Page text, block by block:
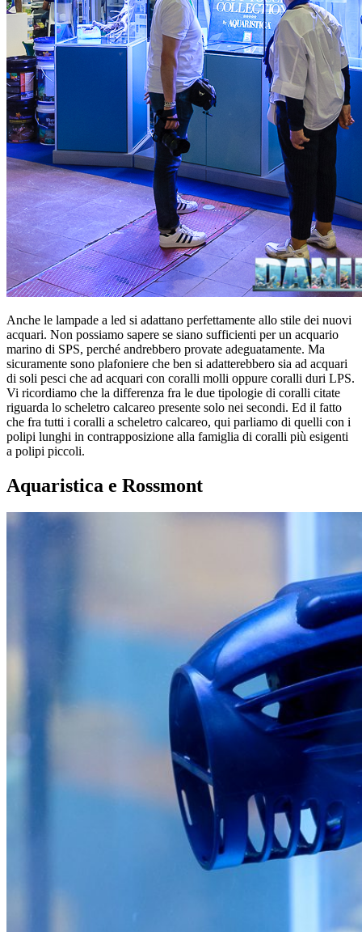
Anche le lampade a led si adattano perfettamente allo stile dei nuovi
acquari. Non possiamo sapere se siano sufficienti per un acquario
marino di SPS, perché andrebbero provate adeguatamente. Ma
sicuramente sono plafoniere che ben si adatterebbero sia ad acquari
di soli pesci che ad acquari con coralli molli oppure coralli duri LPS.
Vi ricordiamo che la differenza fra le due tipologie di coralli citate
riguarda lo scheletro calcareo presente solo nei secondi. Ed il fatto
che fra tutti i coralli a scheletro calcareo, qui parliamo di quelli con i
polipi lunghi in contrapposizione alla famiglia di coralli più esigenti
a polipi piccoli.
Aquaristica e Rossmont